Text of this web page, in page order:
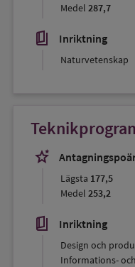
Medel 287,7
book_5 Inriktning
Naturvetenskap
stars_2
Lägsta 177,5
Medel 253,2
book_5 Inriktning
Design och
Informations-